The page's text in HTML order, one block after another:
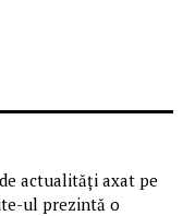
actualități axat pe
ul prezintă o